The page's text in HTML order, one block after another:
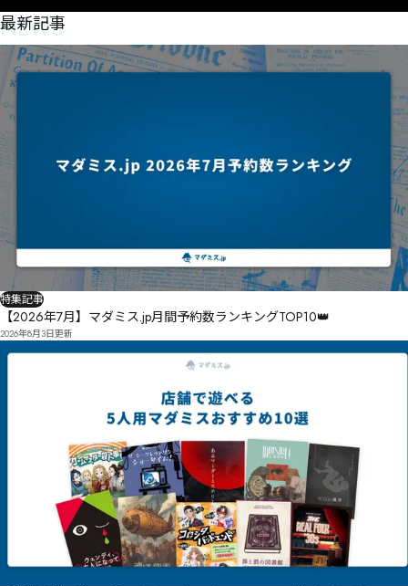
NEWS
最新記事
特集記事
【2026年7月】マダミス.jp月間予約数ランキングTOP10👑
2026年8月3日更新